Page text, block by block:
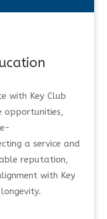
with Key Club
opportunities,
a service and
reputation,
with Key